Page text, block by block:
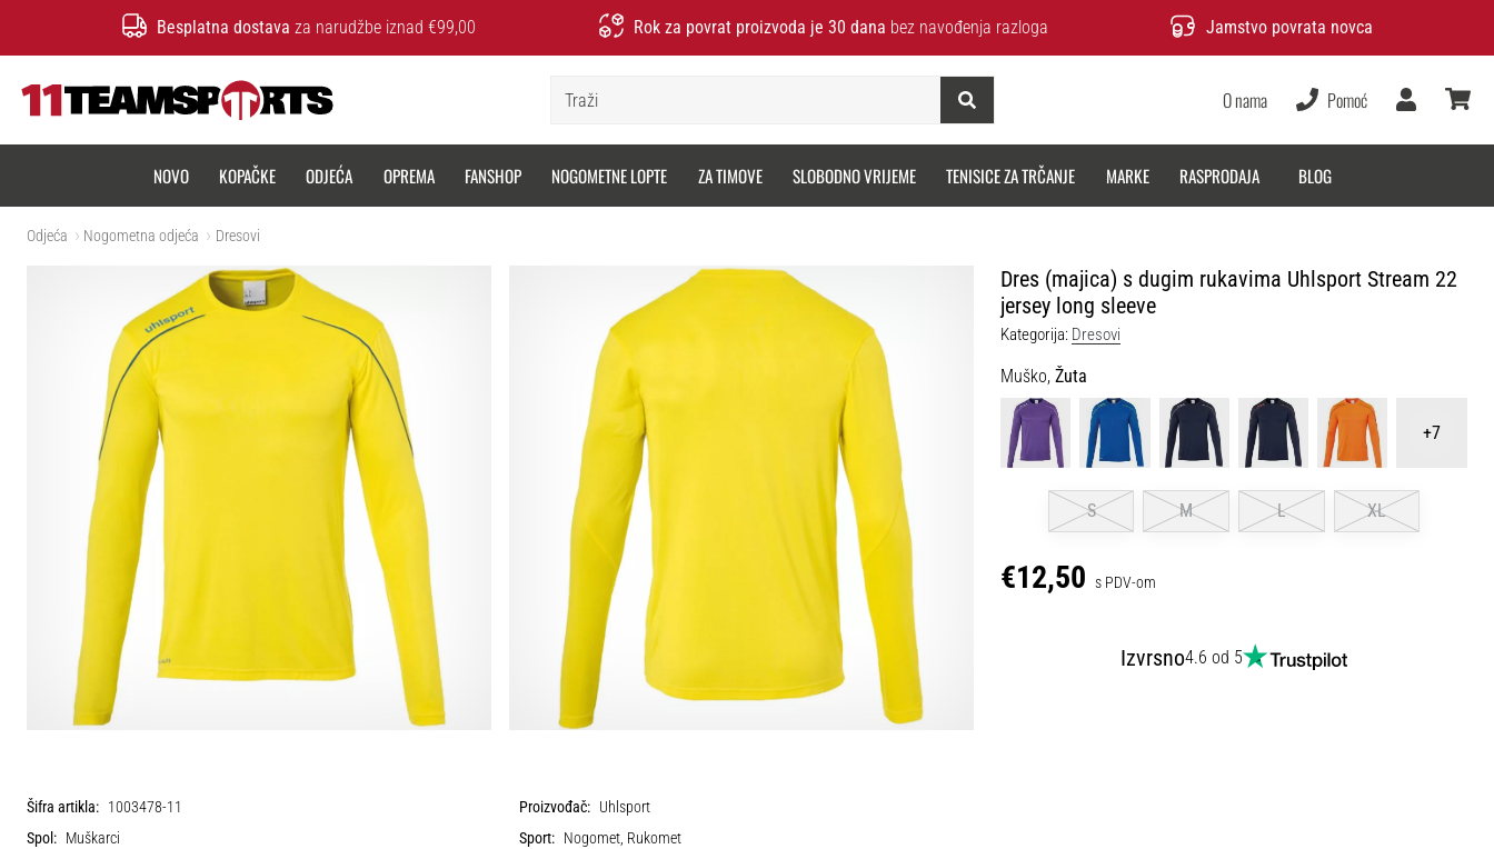
Besplatna dostava za narudžbe iznad €99,00 Rok za povrat proizvoda je 30 dana bez navođenja razloga Jamstvo povrata novca
O nama Pomoć
Korisnik
NOVO KOPAČKE ODJEĆA OPREMA FANSHOP NOGOMETNE LOPTE ZA TIMOVE SLOBODNO VRIJEME TENISICE ZA TRČANJE MARKE RASPRODAJA BLOG
Odjeća Nogometna odjeća Dresovi
Dres (majica) s dugim rukavima Uhlsport Stream 22
jersey long sleeve
Kategorija: Dresovi
Muško, Žuta
+7
S M L XL
€12,50 s PDV-om
Izvrsno4.6 od 5
Šifra artikla: 1003478-11 Proizvođač: Uhlsport
Spol: Muškarci Sport: Nogomet, Rukomet